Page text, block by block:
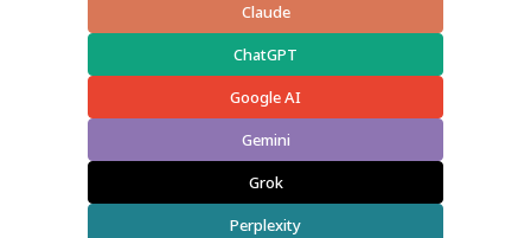
Claude
ChatGPT
Google AI
Gemini
Grok
Perplexity